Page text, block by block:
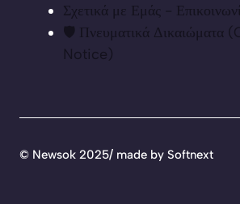
Σχετικά με Εμάς -
🛡️ Πνευματικά Δικαιώματα
Notice)
© Newsok 2025/ made by Softnext